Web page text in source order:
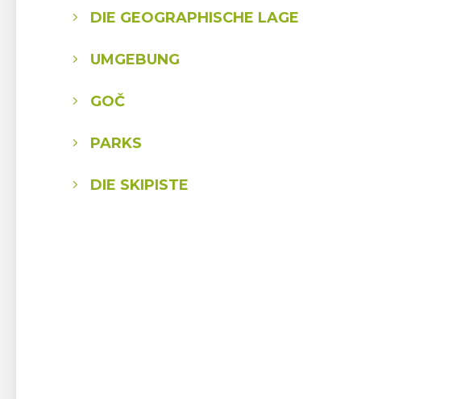
DIE GEOGRAPHISCHE LAGE
UMGEBUNG
GOČ
PARKS
DIE SKIPISTE